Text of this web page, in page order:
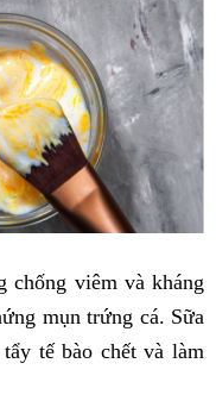
chống viêm và kháng
mụn trứng cá. Sữa
tế bào chết và làm